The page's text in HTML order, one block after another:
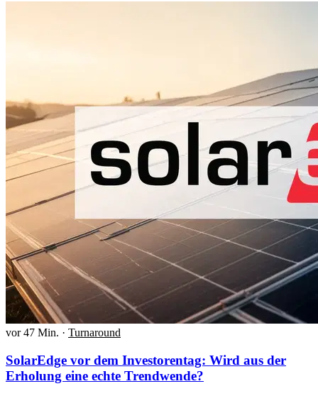
vor 47 Min. · Turnaround
SolarEdge vor dem Investorentag: Wird aus der
Erholung eine echte Trendwende?